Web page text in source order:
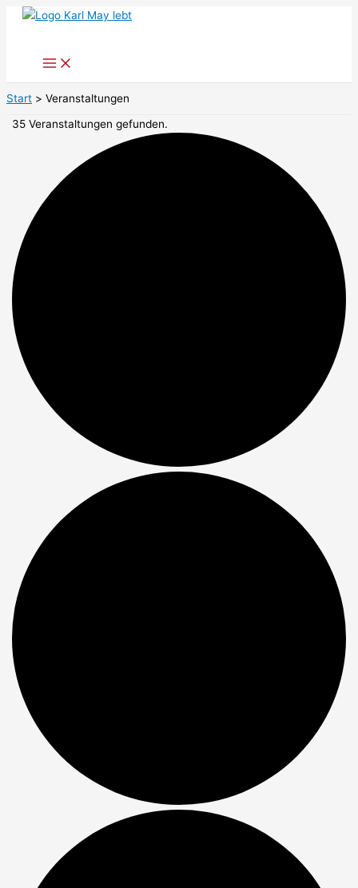
Zum
Start
Veranstaltungen
35 Veranstaltungen gefunden.